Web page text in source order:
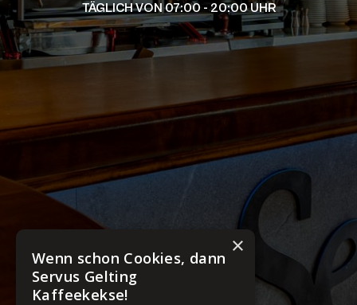
TÄGLICH VON 07:00 - 20:00 UHR
×
Wenn schon Cookies, dann
Servus Gelting
Kaffeekekse!